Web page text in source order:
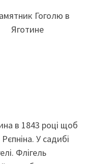
в 1843 році щоб
У садибі
Флігель